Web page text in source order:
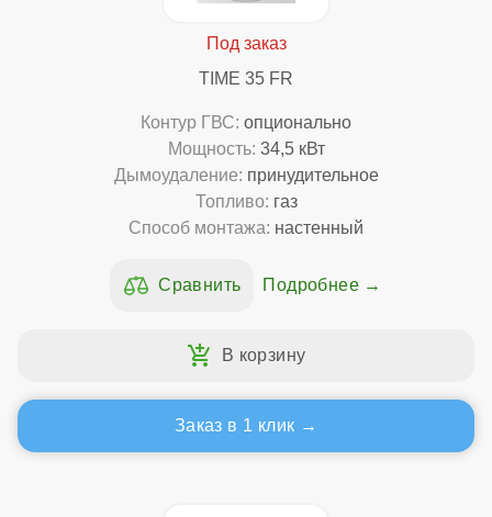
TIME 35 FR
Контур ГВС: опционально
Мощность: 34,5 кВт
Дымоудаление: принудительное
Топливо: газ
Способ монтажа: настенный
Подробнее
Заказ в 1 клик